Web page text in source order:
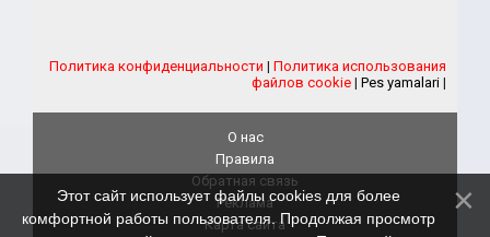
Политика конфиденциальности | Политика использования
файлов cookie | Pes yamalari |
О нас
Правила
Обратная связь
Реклама
Карта сайта
Этот сайт использует файлы cookies для более
комфортной работы пользователя. Продолжая просмотр